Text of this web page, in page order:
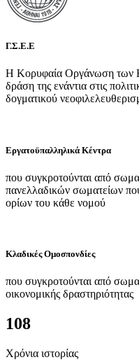
Γ.Σ.Ε.Ε
Η Κορυφαία Οργάνωση των
δράση της ενάντια στις
δογματικού
Εργατοϋπαλληλικά Κέντρα
που συγκροτούνται από
πανελλαδικών σωματείων
ορίων του κάθε νομού
Κλαδικές Ομοσπονδίες
που συγκροτούνται από
οικονομικής δραστηριότητας
108
Χρόνια ιστορίας